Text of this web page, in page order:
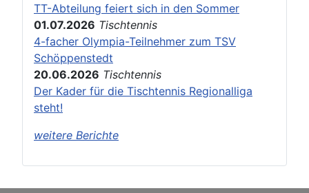
TT-Abteilung feiert sich in den Sommer
01.07.2026 Tischtennis
4-facher Olympia-Teilnehmer zum TSV
Schöppenstedt
20.06.2026 Tischtennis
Der Kader für die Tischtennis Regionalliga
steht!
weitere Berichte